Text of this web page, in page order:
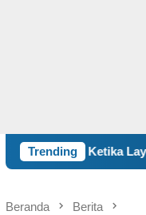
Trending
Layar Gawai
Beranda Berita